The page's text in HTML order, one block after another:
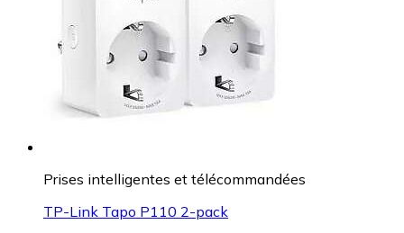
Prises intelligentes et télécommandées
TP-Link Tapo P110 2-pack